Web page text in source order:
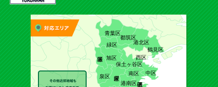
青葉区
都筑区
港北区
鶴見区
緑区
旭区
保土ヶ谷区
西区
泉区
港南区
南区 中区